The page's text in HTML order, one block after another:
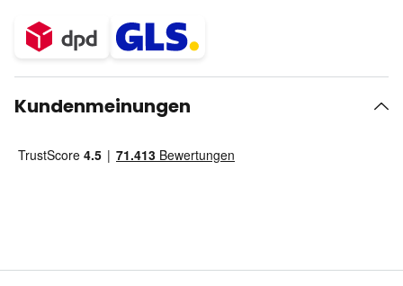
Kundenmeinungen